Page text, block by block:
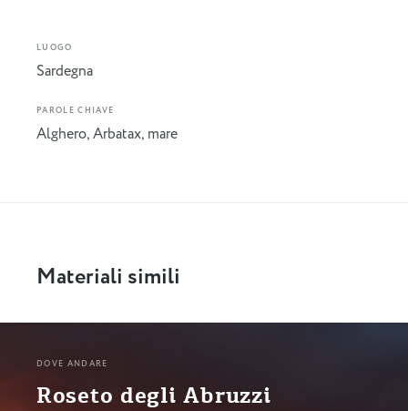
LUOGO
Sardegna
PAROLE CHIAVE
Alghero,Arbatax, mare
Materiali simili
DOVE ANDARE
Roseto degli Abruzzi